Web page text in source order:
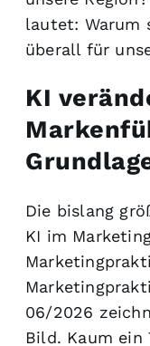
lautet: Warum
überall für
KI
Die bislang
KI im
06/2026
Bild. Kaum